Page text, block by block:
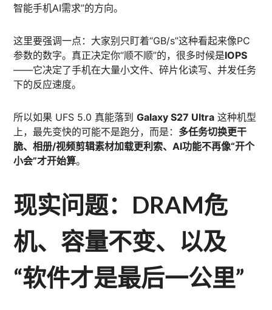
智能手机AI需求”的方向。
这里要强调一点：大家别只盯着“GB/s”这种看起来像PC
参数的数字。真正决定你“顺不顺”的，很多时候是IOPS
——它决定了手机在大量小文件、碎片化读写、并发任务
下的反应速度。
所以如果 UFS 5.0 真能落到Galaxy S27 Ultra 这种机型
上，最先变快的可能不是跑分，而是： 多任务切换更干
脆、相册/视频剪辑素材加载更利索、AI功能不再像“开个
小会”才开始算。
现实问题：DRAM危
机、容量不变、以及
“软件才是最后一公里”